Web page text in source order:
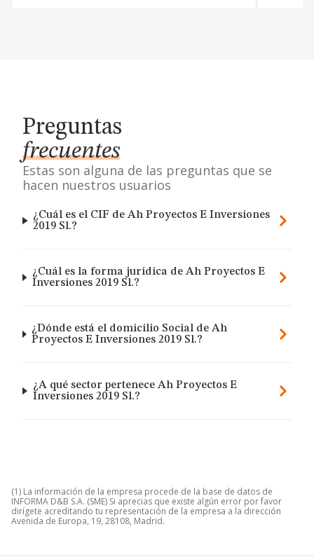
Preguntas
frecuentes
Estas son alguna de las preguntas que se
hacen nuestros usuarios
¿Cuál es el CIF de Ah Proyectos E Inversiones
2019 Sl.?
¿Cuál es la forma jurídica de Ah Proyectos E
Inversiones 2019 Sl.?
¿Dónde está el domicilio Social de Ah
Proyectos E Inversiones 2019 Sl.?
¿A qué sector pertenece Ah Proyectos E
Inversiones 2019 Sl.?
(1) La información de la empresa procede de la base de datos de
INFORMA D&B S.A. (SME) Si aprecias que existe algún error por favor
dirígete acreditando tu representación de la empresa a la dirección
Avenida de Europa, 19, 28108, Madrid.